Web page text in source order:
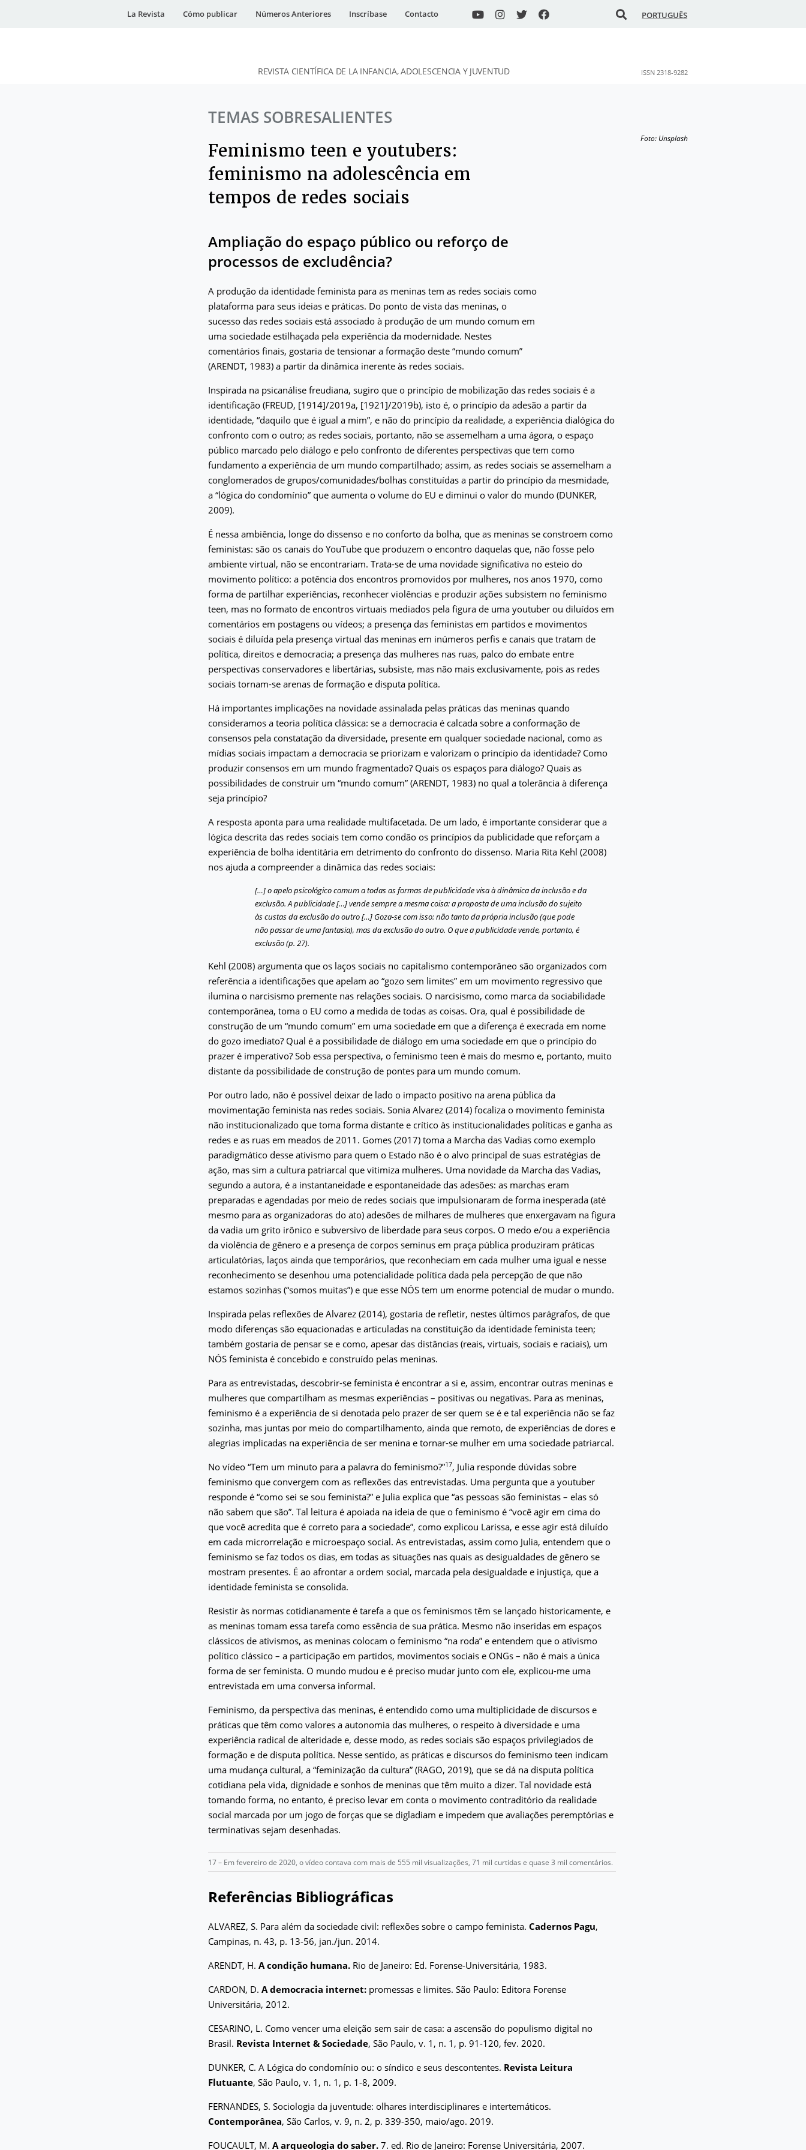
La Revista Cómo publicar Números Anteriores Inscríbase Contacto PORTUGUÊS
DESidades
REVISTA CIENTÍFICA DE LA INFANCIA, ADOLESCENCIA Y JUVENTUD ISSN 2318-9282
Foto: Unsplash
TEMAS SOBRESALIENTES
Feminismo teen e youtubers:
feminismo na adolescência em
tempos de redes sociais
Ampliação do espaço público ou reforço de
processos de excludência?
A produção da identidade feminista para as meninas tem as redes sociais como
plataforma para seus ideias e práticas. Do ponto de vista das meninas, o
sucesso das redes sociais está associado à produção de um mundo comum em
uma sociedade estilhaçada pela experiência da modernidade. Nestes
comentários finais, gostaria de tensionar a formação deste “mundo comum”
(ARENDT, 1983) a partir da dinâmica inerente às redes sociais.
Inspirada na psicanálise freudiana, sugiro que o princípio de mobilização das redes sociais é a
identificação (FREUD, [1914]/2019a, [1921]/2019b), isto é, o princípio da adesão a partir da
identidade, “daquilo que é igual a mim”, e não do princípio da realidade, a experiência dialógica do
confronto com o outro; as redes sociais, portanto, não se assemelham a uma ágora, o espaço
público marcado pelo diálogo e pelo confronto de diferentes perspectivas que tem como
fundamento a experiência de um mundo compartilhado; assim, as redes sociais se assemelham a
conglomerados de grupos/comunidades/bolhas constituídas a partir do princípio da mesmidade,
a “lógica do condomínio” que aumenta o volume do EU e diminui o valor do mundo (DUNKER,
2009).
É nessa ambiência, longe do dissenso e no conforto da bolha, que as meninas se constroem como
feministas: são os canais do YouTube que produzem o encontro daquelas que, não fosse pelo
ambiente virtual, não se encontrariam. Trata-se de uma novidade significativa no esteio do
movimento político: a potência dos encontros promovidos por mulheres, nos anos 1970, como
forma de partilhar experiências, reconhecer violências e produzir ações subsistem no feminismo
teen, mas no formato de encontros virtuais mediados pela figura de uma youtuber ou diluídos em
comentários em postagens ou vídeos; a presença das feministas em partidos e movimentos
sociais é diluída pela presença virtual das meninas em inúmeros perfis e canais que tratam de
política, direitos e democracia; a presença das mulheres nas ruas, palco do embate entre
perspectivas conservadores e libertárias, subsiste, mas não mais exclusivamente, pois as redes
sociais tornam-se arenas de formação e disputa política.
Há importantes implicações na novidade assinalada pelas práticas das meninas quando
consideramos a teoria política clássica: se a democracia é calcada sobre a conformação de
consensos pela constatação da diversidade, presente em qualquer sociedade nacional, como as
mídias sociais impactam a democracia se priorizam e valorizam o princípio da identidade? Como
produzir consensos em um mundo fragmentado? Quais os espaços para diálogo? Quais as
possibilidades de construir um “mundo comum” (ARENDT, 1983) no qual a tolerância à diferença
seja princípio?
A resposta aponta para uma realidade multifacetada. De um lado, é importante considerar que a
lógica descrita das redes sociais tem como condão os princípios da publicidade que reforçam a
experiência de bolha identitária em detrimento do confronto do dissenso. Maria Rita Kehl (2008)
nos ajuda a compreender a dinâmica das redes sociais:
[…] o apelo psicológico comum a todas as formas de publicidade visa à dinâmica da inclusão e da
exclusão. A publicidade […] vende sempre a mesma coisa: a proposta de uma inclusão do sujeito
às custas da exclusão do outro […] Goza-se com isso: não tanto da própria inclusão (que pode
não passar de uma fantasia), mas da exclusão do outro. O que a publicidade vende, portanto, é
exclusão (p. 27).
Kehl (2008) argumenta que os laços sociais no capitalismo contemporâneo são organizados com
referência a identificações que apelam ao “gozo sem limites” em um movimento regressivo que
ilumina o narcisismo premente nas relações sociais. O narcisismo, como marca da sociabilidade
contemporânea, toma o EU como a medida de todas as coisas. Ora, qual é possibilidade de
construção de um “mundo comum” em uma sociedade em que a diferença é execrada em nome
do gozo imediato? Qual é a possibilidade de diálogo em uma sociedade em que o princípio do
prazer é imperativo? Sob essa perspectiva, o feminismo teen é mais do mesmo e, portanto, muito
distante da possibilidade de construção de pontes para um mundo comum.
Por outro lado, não é possível deixar de lado o impacto positivo na arena pública da
movimentação feminista nas redes sociais. Sonia Alvarez (2014) focaliza o movimento feminista
não institucionalizado que toma forma distante e crítico às institucionalidades políticas e ganha as
redes e as ruas em meados de 2011. Gomes (2017) toma a Marcha das Vadias como exemplo
paradigmático desse ativismo para quem o Estado não é o alvo principal de suas estratégias de
ação, mas sim a cultura patriarcal que vitimiza mulheres. Uma novidade da Marcha das Vadias,
segundo a autora, é a instantaneidade e espontaneidade das adesões: as marchas eram
preparadas e agendadas por meio de redes sociais que impulsionaram de forma inesperada (até
mesmo para as organizadoras do ato) adesões de milhares de mulheres que enxergavam na figura
da vadia um grito irônico e subversivo de liberdade para seus corpos. O medo e/ou a experiência
da violência de gênero e a presença de corpos seminus em praça pública produziram práticas
articulatórias, laços ainda que temporários, que reconheciam em cada mulher uma igual e nesse
reconhecimento se desenhou uma potencialidade política dada pela percepção de que não
estamos sozinhas (“somos muitas”) e que esse NÓS tem um enorme potencial de mudar o mundo.
Inspirada pelas reflexões de Alvarez (2014), gostaria de refletir, nestes últimos parágrafos, de que
modo diferenças são equacionadas e articuladas na constituição da identidade feminista teen;
também gostaria de pensar se e como, apesar das distâncias (reais, virtuais, sociais e raciais), um
NÓS feminista é concebido e construído pelas meninas.
Para as entrevistadas, descobrir-se feminista é encontrar a si e, assim, encontrar outras meninas e
mulheres que compartilham as mesmas experiências – positivas ou negativas. Para as meninas,
feminismo é a experiência de si denotada pelo prazer de ser quem se é e tal experiência não se faz
sozinha, mas juntas por meio do compartilhamento, ainda que remoto, de experiências de dores e
alegrias implicadas na experiência de ser menina e tornar-se mulher em uma sociedade patriarcal.
No vídeo “Tem um minuto para a palavra do feminismo?”17, Julia responde dúvidas sobre
feminismo que convergem com as reflexões das entrevistadas. Uma pergunta que a youtuber
responde é “como sei se sou feminista?” e Julia explica que “as pessoas são feministas – elas só
não sabem que são”. Tal leitura é apoiada na ideia de que o feminismo é “você agir em cima do
que você acredita que é correto para a sociedade”, como explicou Larissa, e esse agir está diluído
em cada microrrelação e microespaço social. As entrevistadas, assim como Julia, entendem que o
feminismo se faz todos os dias, em todas as situações nas quais as desigualdades de gênero se
mostram presentes. É ao afrontar a ordem social, marcada pela desigualdade e injustiça, que a
identidade feminista se consolida.
Resistir às normas cotidianamente é tarefa a que os feminismos têm se lançado historicamente, e
as meninas tomam essa tarefa como essência de sua prática. Mesmo não inseridas em espaços
clássicos de ativismos, as meninas colocam o feminismo “na roda” e entendem que o ativismo
político clássico – a participação em partidos, movimentos sociais e ONGs – não é mais a única
forma de ser feminista. O mundo mudou e é preciso mudar junto com ele, explicou-me uma
entrevistada em uma conversa informal.
Feminismo, da perspectiva das meninas, é entendido como uma multiplicidade de discursos e
práticas que têm como valores a autonomia das mulheres, o respeito à diversidade e uma
experiência radical de alteridade e, desse modo, as redes sociais são espaços privilegiados de
formação e de disputa política. Nesse sentido, as práticas e discursos do feminismo teen indicam
uma mudança cultural, a “feminização da cultura” (RAGO, 2019), que se dá na disputa política
cotidiana pela vida, dignidade e sonhos de meninas que têm muito a dizer. Tal novidade está
tomando forma, no entanto, é preciso levar em conta o movimento contraditório da realidade
social marcada por um jogo de forças que se digladiam e impedem que avaliações peremptórias e
terminativas sejam desenhadas.
17 – Em fevereiro de 2020, o vídeo contava com mais de 555 mil visualizações, 71 mil curtidas e quase 3 mil comentários.
Referências Bibliográficas
ALVAREZ, S. Para além da sociedade civil: reflexões sobre o campo feminista. Cadernos Pagu,
Campinas, n. 43, p. 13-56, jan./jun. 2014.
ARENDT, H. A condição humana. Rio de Janeiro: Ed. Forense-Universitária, 1983.
CARDON, D. A democracia internet: promessas e limites. São Paulo: Editora Forense
Universitária, 2012.
CESARINO, L. Como vencer uma eleição sem sair de casa: a ascensão do populismo digital no
Brasil. Revista Internet & Sociedade, São Paulo, v. 1, n. 1, p. 91-120, fev. 2020.
DUNKER, C. A Lógica do condomínio ou: o síndico e seus descontentes. Revista Leitura
Flutuante, São Paulo, v. 1, n. 1, p. 1-8, 2009.
FERNANDES, S. Sociologia da juventude: olhares interdisciplinares e intertemáticos.
Contemporânea, São Carlos, v. 9, n. 2, p. 339-350, maio/ago. 2019.
FOUCAULT, M. A arqueologia do saber. 7. ed. Rio de Janeiro: Forense Universitária, 2007.